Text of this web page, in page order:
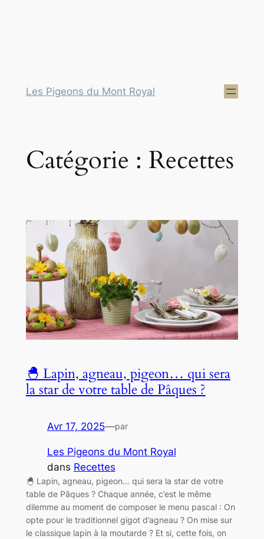
Les Pigeons du Mont Royal
Catégorie : Recettes
🐣 Lapin, agneau, pigeon… qui sera
la star de votre table de Pâques ?
Avr 17, 2025—par
Les Pigeons du Mont Royal
dans Recettes
🐣 Lapin, agneau, pigeon… qui sera la star de votre
table de Pâques ? Chaque année, c’est le même
dilemme au moment de composer le menu pascal : On
opte pour le traditionnel gigot d’agneau ? On mise sur
le classique lapin à la moutarde ? Et si, cette fois, on